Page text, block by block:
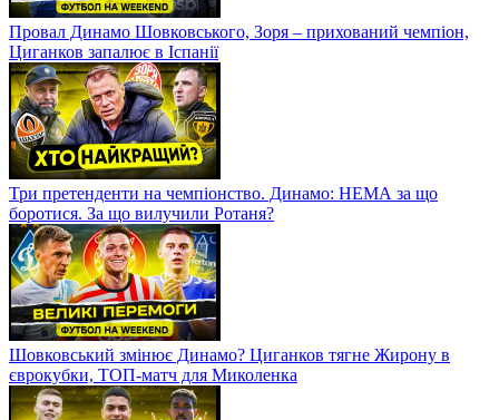
Провал Динамо Шовковського, Зоря – прихований чемпіон,
Циганков запалює в Іспанії
Три претенденти на чемпіонство. Динамо: НЕМА за що
боротися. За що вилучили Ротаня?
Шовковський змінює Динамо? Циганков тягне Жирону в
єврокубки, ТОП-матч для Миколенка